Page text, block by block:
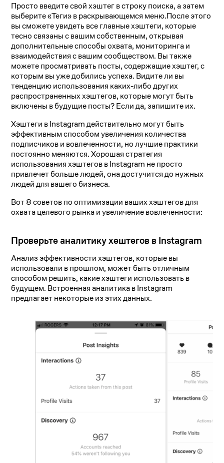
Просто введите свой хэштег в строку поиска, а затем
выберите «Теги» в раскрывающемся меню.После этого
вы сможете увидеть все главные хэштеги, которые
тесно связаны с вашим собственным, открывая
дополнительные способы охвата, мониторинга и
взаимодействия с вашим сообществом. Вы также
можете просматривать посты, содержащие хэштег, с
которым вы уже добились успеха. Видите ли вы
тенденцию использования каких-либо других
распространенных хэштегов, которые могут быть
включены в будущие посты? Если да, запишите их.
Хэштеги в Instagram действительно могут быть
эффективным способом увеличения количества
подписчиков и вовлеченности, но лучшие практики
постоянно меняются. Хорошая стратегия
использования хэштегов в Instagram не просто
привлечет больше людей, она достучится до нужных
людей для вашего бизнеса.
Вот 8 советов по оптимизации ваших хэштегов для
охвата целевого рынка и увеличение вовлеченности:
Проверьте аналитику хештегов в Instagram
Анализ эффективности хэштегов, которые вы
использовали в прошлом, может быть отличным
способом решить, какие хэштеги использовать в
будущем. Встроенная аналитика в Instagram
предлагает некоторые из этих данных.